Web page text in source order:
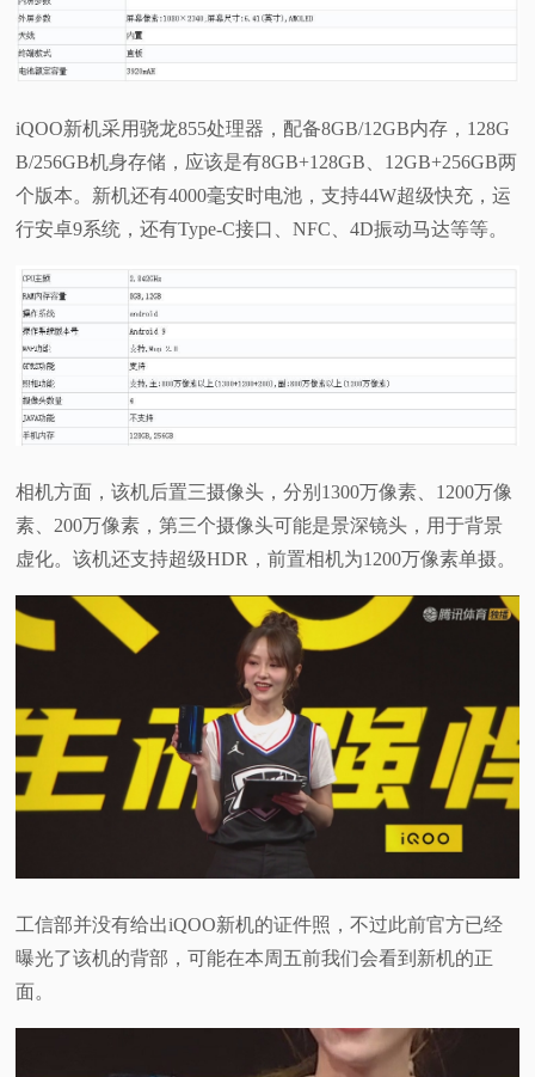
iQOO新机采用骁龙855处理器，配备8GB/12GB内存，128G
B/256GB机身存储，应该是有8GB+128GB、12GB+256GB两
个版本。新机还有4000毫安时电池，支持44W超级快充，运
行安卓9系统，还有Type-C接口、NFC、4D振动马达等等。
相机方面，该机后置三摄像头，分别1300万像素、1200万像
素、200万像素，第三个摄像头可能是景深镜头，用于背景
虚化。该机还支持超级HDR，前置相机为1200万像素单摄。
工信部并没有给出iQOO新机的证件照，不过此前官方已经
曝光了该机的背部，可能在本周五前我们会看到新机的正
面。